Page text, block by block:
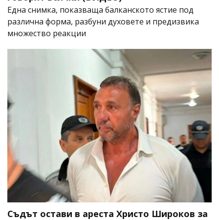
Една снимка, показваща балканското ястие под
различна форма, разбуни духовете и предизвика
множество реакции
Съдът остави в ареста Христо Широков за